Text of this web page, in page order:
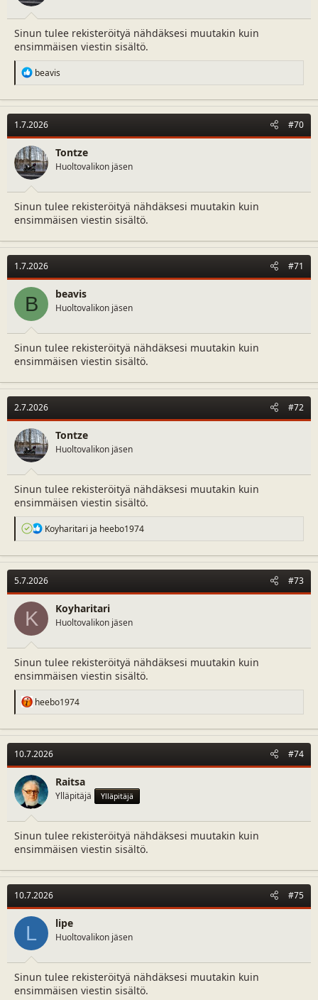
Sinun tulee rekisteröityä nähdäksesi muutakin kuin
ensimmäisen viestin sisältö.
R
e
c
t
i
o
n
s
:
beavis
1.7.2026 #70
Tontze
Huoltovalikon jäsen
Sinun tulee rekisteröityä nähdäksesi muutakin kuin
ensimmäisen viestin sisältö.
1.7.2026 #71
B beavis
Huoltovalikon jäsen
Sinun tulee rekisteröityä nähdäksesi muutakin kuin
ensimmäisen viestin sisältö.
2.7.2026 #72
Tontze
Huoltovalikon jäsen
Sinun tulee rekisteröityä nähdäksesi muutakin kuin
ensimmäisen viestin sisältö.
R
e
c
t
i
o
n
s
:
Koyharitari ja heebo1974
5.7.2026 #73
K Koyharitari
Huoltovalikon jäsen
Sinun tulee rekisteröityä nähdäksesi muutakin kuin
ensimmäisen viestin sisältö.
R
e
c
t
i
o
n
s
:
heebo1974
10.7.2026 #74
Raitsa
Ylläpitäjä Ylläpitäjä
Sinun tulee rekisteröityä nähdäksesi muutakin kuin
ensimmäisen viestin sisältö.
10.7.2026 #75
L lipe
Huoltovalikon jäsen
Sinun tulee rekisteröityä nähdäksesi muutakin kuin
ensimmäisen viestin sisältö.